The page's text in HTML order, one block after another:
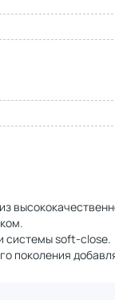
системы soft-close.
поколения